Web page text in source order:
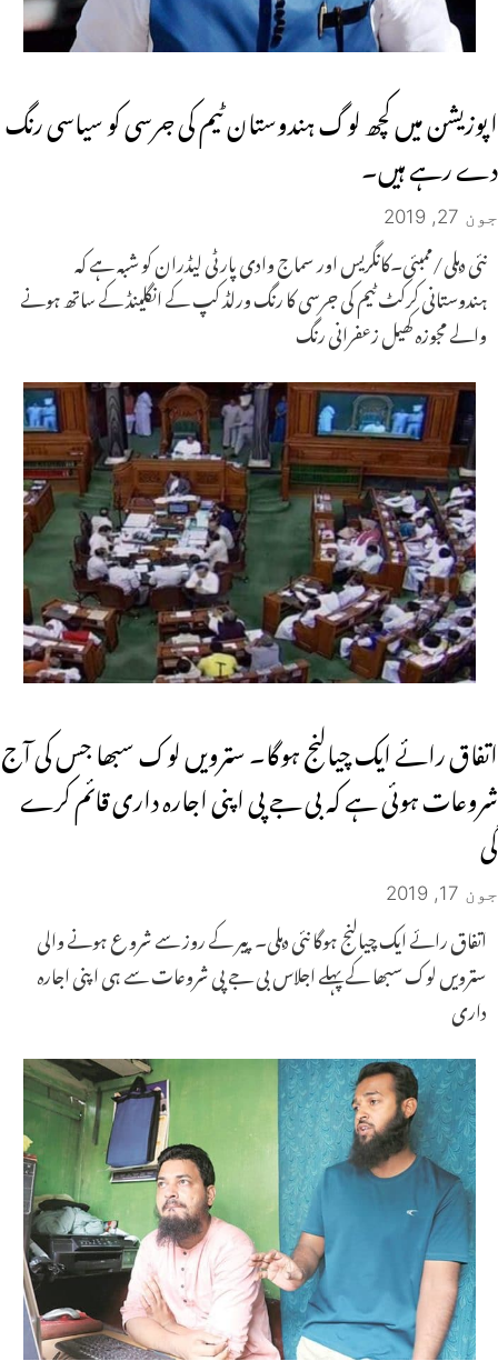
اپوزیشن میں کچھ لوگ ہندوستان ٹیم کی جرسی کو سیاسی رنگ
دے رہے ہیں۔
جون 27, 2019
نئی دہلی/ممبئی۔کانگریس اور سماج وادی پارٹی لیڈران کو شبہ ہے کہ
ہندوستانی کرکٹ ٹیم کی جرسی کا رنگ ورلڈ کپ کے انگلینڈ کے ساتھ ہونے
والے مجوزہ کھیل زعفرانی رنگ
اتفاق رائے ایک چیالنج ہوگا۔ سترویں لوک سبھا جس کی آج
شروعات ہوئی ہے کہ بی جے پی اپنی اجارہ داری قائم کرے
گی
جون 17, 2019
اتفاق رائے ایک چیالنج ہوگا نئی دہلی۔ پیر کے روز سے شرو ع ہونے والی
سترویں لوک سبھا کے پہلے اجلاس بی جے پی شروعات سے ہی اپنی اجارہ
داری